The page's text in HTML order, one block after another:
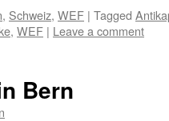
, Schweiz, WEF | Tagged
, WEF | Leave a comment
Bern